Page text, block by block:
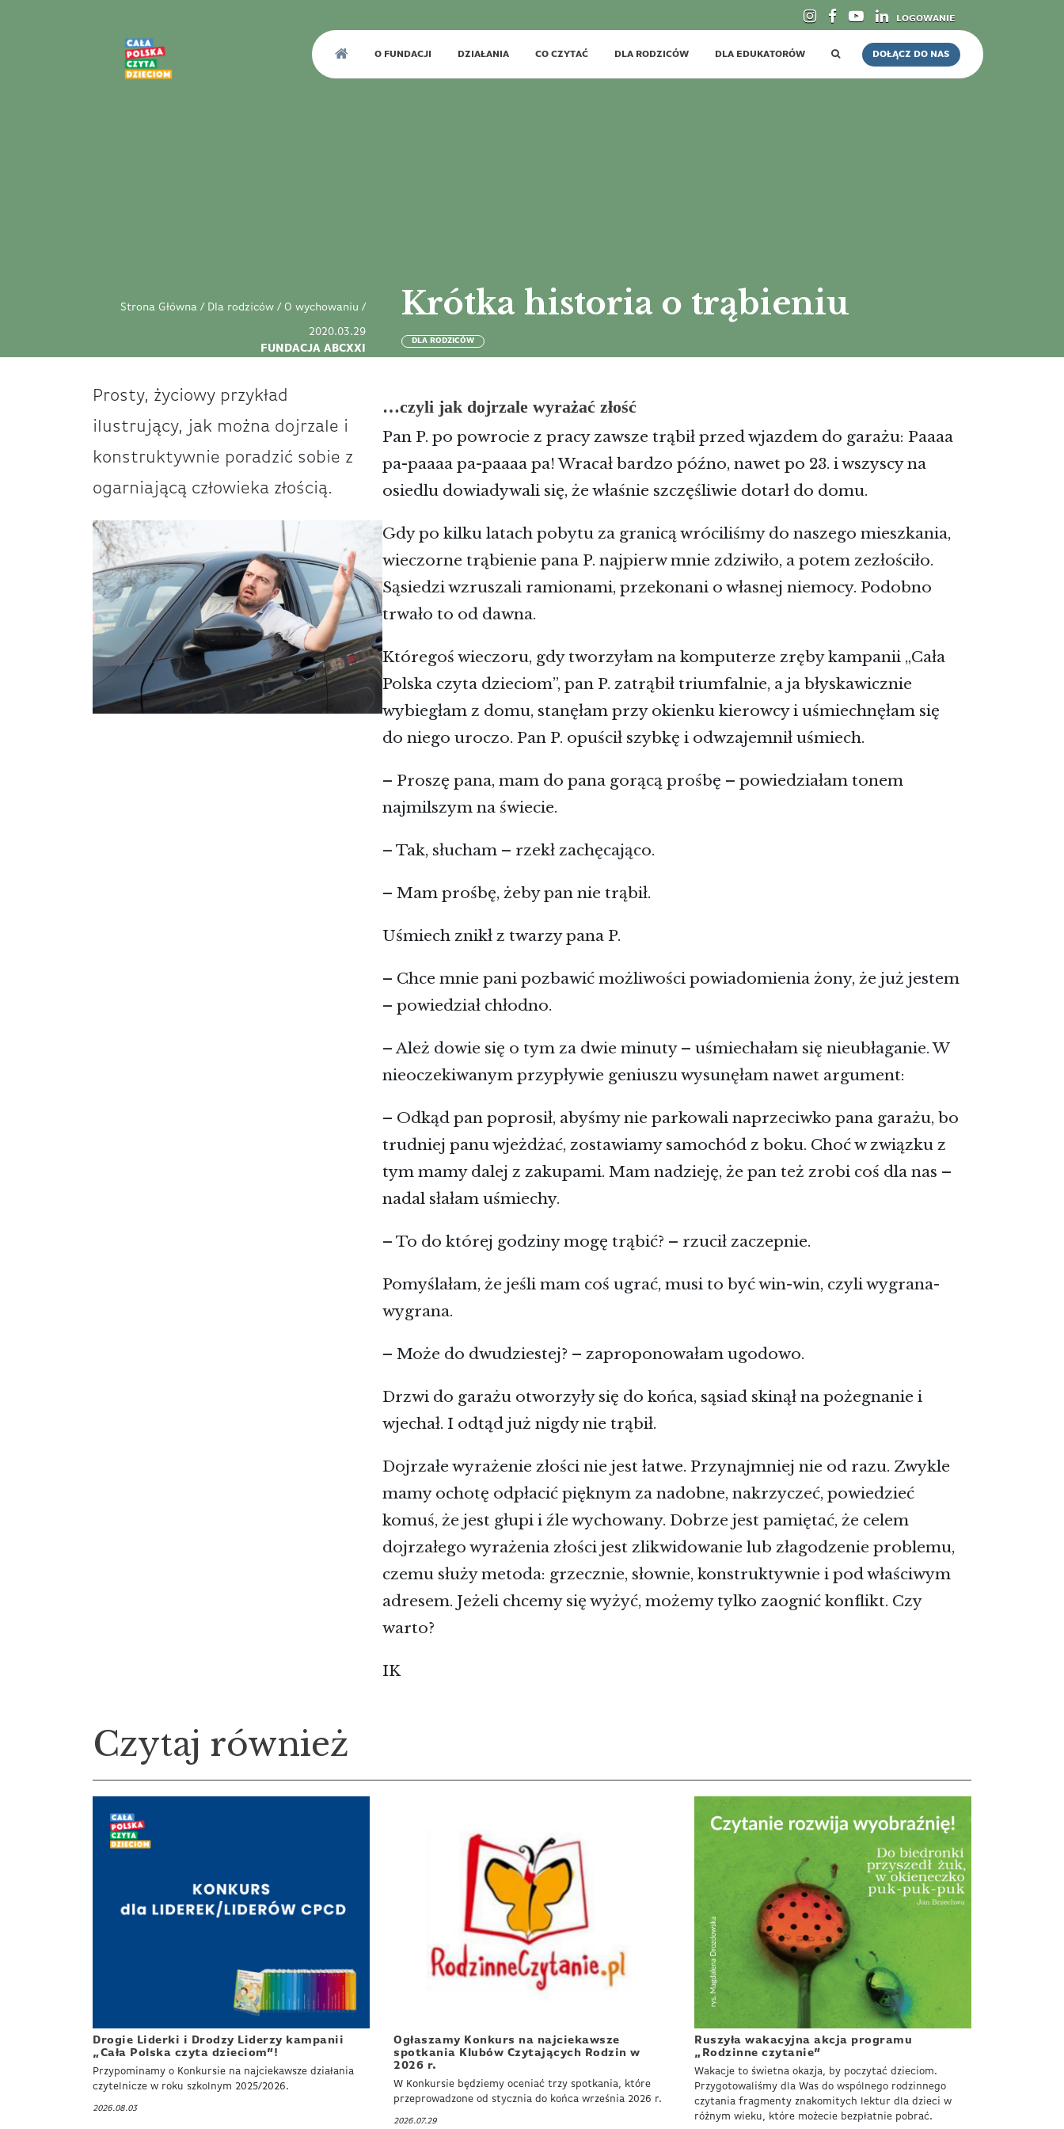
O FUNDACJI DZIAŁANIA CO CZYTAĆ DLA RODZICÓW DLA EDUKATORÓW DOŁĄCZ DO NAS
LOGOWANIE
Krótka historia o trąbieniu
DLA RODZICÓW
Strona Główna / Dla rodziców / O wychowaniu /
2020.03.29
FUNDACJA ABCXXI
Prosty, życiowy przykład
ilustrujący, jak można dojrzale i
konstruktywnie poradzić sobie z
ogarniającą człowieka złością.
…czyli jak dojrzale wyrażać złość
Pan P. po powrocie z pracy zawsze trąbił przed wjazdem do garażu: Paaaa
pa-paaaa pa-paaaa pa! Wracał bardzo późno, nawet po 23. i wszyscy na
osiedlu dowiadywali się, że właśnie szczęśliwie dotarł do domu.
Gdy po kilku latach pobytu za granicą wróciliśmy do naszego mieszkania,
wieczorne trąbienie pana P. najpierw mnie zdziwiło, a potem zezłościło.
Sąsiedzi wzruszali ramionami, przekonani o własnej niemocy. Podobno
trwało to od dawna.
Któregoś wieczoru, gdy tworzyłam na komputerze zręby kampanii „Cała
Polska czyta dzieciom”, pan P. zatrąbił triumfalnie, a ja błyskawicznie
wybiegłam z domu, stanęłam przy okienku kierowcy i uśmiechnęłam się
do niego uroczo. Pan P. opuścił szybkę i odwzajemnił uśmiech.
– Proszę pana, mam do pana gorącą prośbę – powiedziałam tonem
najmilszym na świecie.
– Tak, słucham – rzekł zachęcająco.
– Mam prośbę, żeby pan nie trąbił.
Uśmiech znikł z twarzy pana P.
– Chce mnie pani pozbawić możliwości powiadomienia żony, że już jestem
– powiedział chłodno.
– Ależ dowie się o tym za dwie minuty – uśmiechałam się nieubłaganie. W
nieoczekiwanym przypływie geniuszu wysunęłam nawet argument:
– Odkąd pan poprosił, abyśmy nie parkowali naprzeciwko pana garażu, bo
trudniej panu wjeżdżać, zostawiamy samochód z boku. Choć w związku z
tym mamy dalej z zakupami. Mam nadzieję, że pan też zrobi coś dla nas –
nadal słałam uśmiechy.
– To do której godziny mogę trąbić? – rzucił zaczepnie.
Pomyślałam, że jeśli mam coś ugrać, musi to być win-win, czyli wygrana-
wygrana.
– Może do dwudziestej? – zaproponowałam ugodowo.
Drzwi do garażu otworzyły się do końca, sąsiad skinął na pożegnanie i
wjechał. I odtąd już nigdy nie trąbił.
Dojrzałe wyrażenie złości nie jest łatwe. Przynajmniej nie od razu. Zwykle
mamy ochotę odpłacić pięknym za nadobne, nakrzyczeć, powiedzieć
komuś, że jest głupi i źle wychowany. Dobrze jest pamiętać, że celem
dojrzałego wyrażenia złości jest zlikwidowanie lub złagodzenie problemu,
czemu służy metoda: grzecznie, słownie, konstruktywnie i pod właściwym
adresem. Jeżeli chcemy się wyżyć, możemy tylko zaognić konflikt. Czy
warto?
IK
Czytaj również
Drogie Liderki i Drodzy Liderzy kampanii
„Cała Polska czyta dzieciom”!
Przypominamy o Konkursie na najciekawsze działania
czytelnicze w roku szkolnym 2025/2026.
2026.08.03
Ogłaszamy Konkurs na najciekawsze
spotkania Klubów Czytających Rodzin w
2026 r.
W Konkursie będziemy oceniać trzy spotkania, które
przeprowadzone od stycznia do końca września 2026 r.
2026.07.29
Ruszyła wakacyjna akcja programu
„Rodzinne czytanie”
Wakacje to świetna okazja, by poczytać dzieciom.
Przygotowaliśmy dla Was do wspólnego rodzinnego
czytania fragmenty znakomitych lektur dla dzieci w
różnym wieku, które możecie bezpłatnie pobrać.